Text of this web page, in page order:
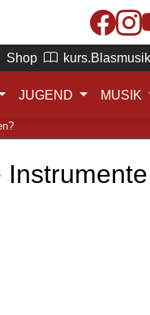
Shop kurs.Blasmusik
JUGEND MUSIK
Instrumente